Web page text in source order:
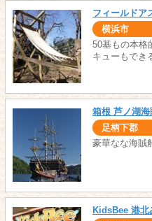
フィールドア
横浜市
50基もの本格
キューもでき
箱根 芦ノ湖海
足柄下郡
豪華なな海賊
KidsBee 港北